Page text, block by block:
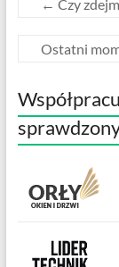
← Czy
Ostatni